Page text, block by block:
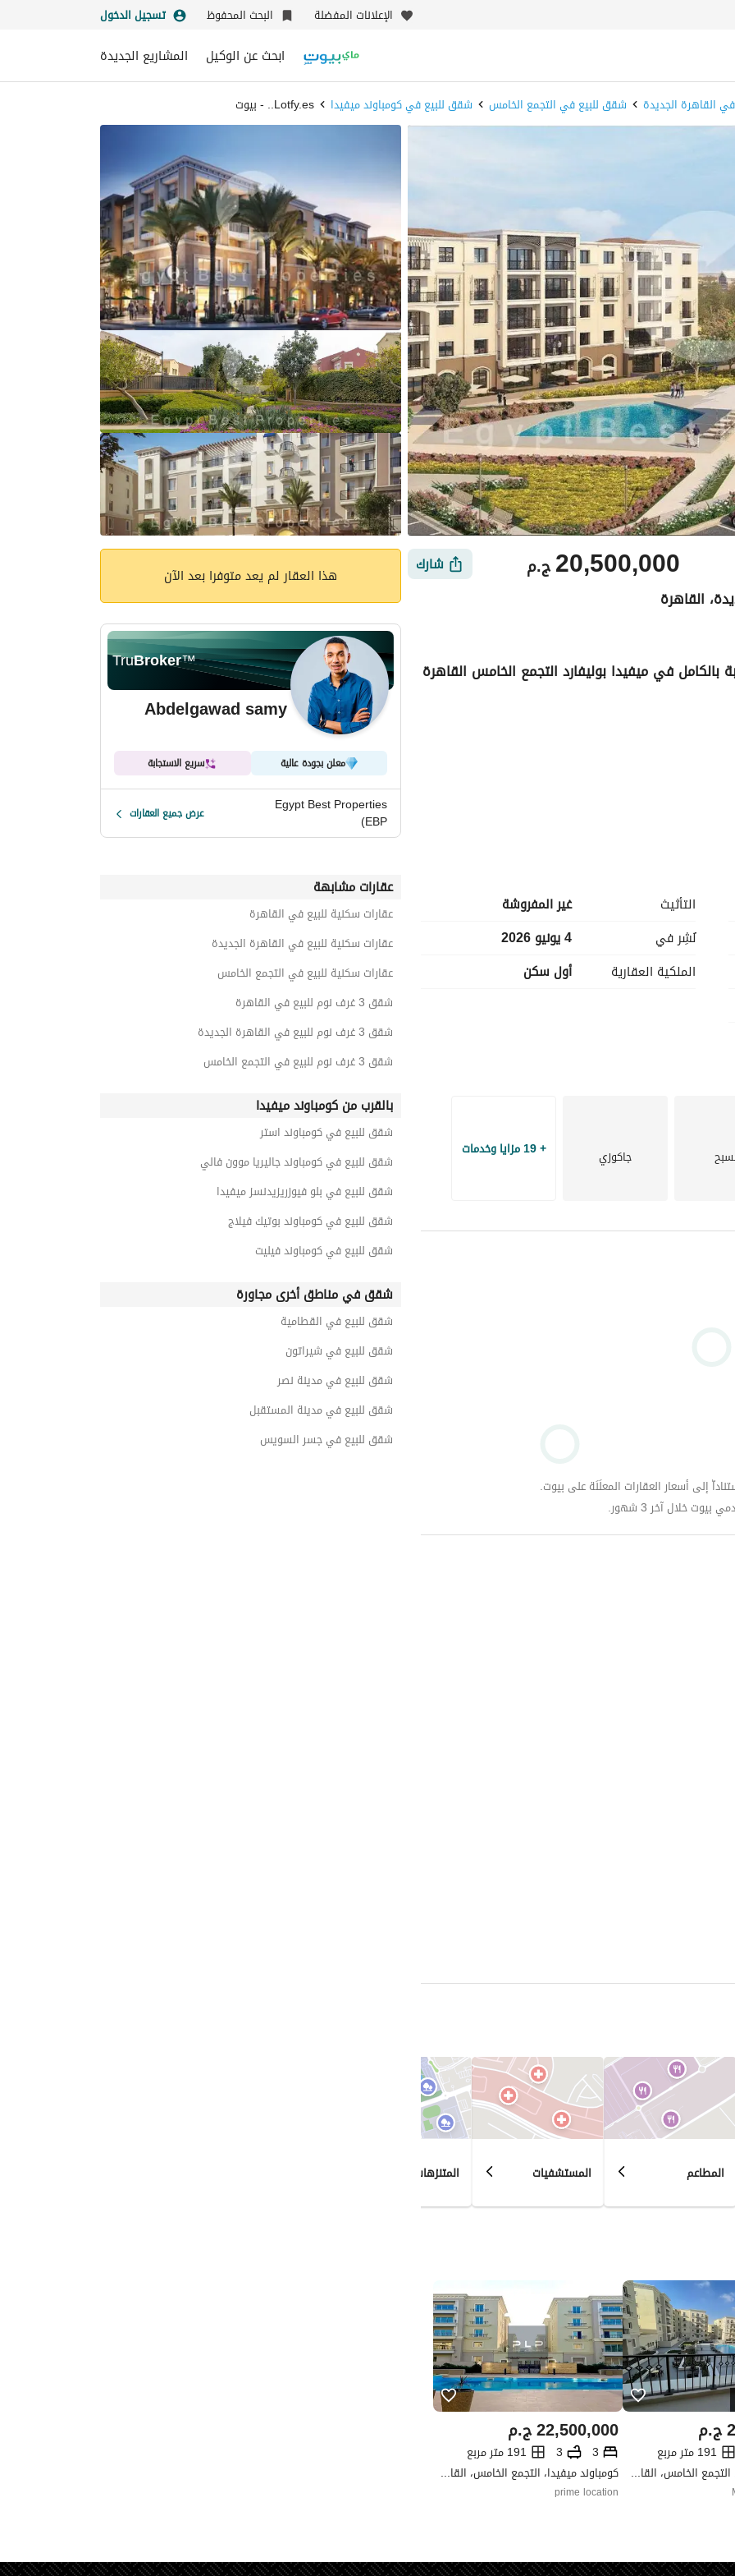
الإعلانات المفضلة البحث المحفوظ تسجيل الدخول
ابحث عن الوكيل المشاريع الجديدة
القاهرة الجديدة شقق للبيع في التجمع الخامس شقق للبيع في كومباوند ميفيدا Lotfy.es.. - بيوت
ج.م20,500,000 شارك
القاهرة
الموقع والأماكن القريبة
شقة فاخرة 3 غرف متشطبة بالكامل في ميفيدا بوليفارد التجمع الخامس القاهرة
معنا.
، بعيدا عن الزحام والصخب.
التأثيث
غير المفروشة
نُشِر في
4 يونيو 2026
الملكية العقارية
أول سكن
جاكوزي + 19 مزايا وخدمات
إلى أسعار العقارات المعلَنَة على بيوت.
خلال آخر 3 شهور.
المطاعم المستشفيات المتنزهات
ج.م
191 متر مربع
كومباوند ميفيدا، التجمع الخامس، القاهرة الجديدة، القاهرة
ج.م22,500,000
3
3
191 متر مربع
كومباوند ميفيدا، التجمع الخامس، القاهرة الجديدة، القاهرة
prime location
هذا العقار لم يعد متوفرا بعد الآن
TruBroker™
Abdelgawad samy
معلن بجودة عالية سريع الاستجابة
Egypt Best Properties
(EBP عرض جميع العقارات
عقارات مشابهة
عقارات سكنية للبيع في القاهرة
عقارات سكنية للبيع في القاهرة الجديدة
عقارات سكنية للبيع في التجمع الخامس
شقق 3 غرف نوم للبيع في القاهرة
شقق 3 غرف نوم للبيع في القاهرة الجديدة
شقق 3 غرف نوم للبيع في التجمع الخامس
بالقرب من كومباوند ميفيدا
شقق للبيع في كومباوند استر
شقق للبيع في كومباوند جاليريا موون فالي
شقق للبيع في بلو فيوزريزيدنسز ميفيدا
شقق للبيع في كومباوند بوتيك فيلاج
شقق للبيع في كومباوند فيليت
شقق في مناطق أخرى مجاورة
شقق للبيع في القطامية
شقق للبيع في شيراتون
شقق للبيع في مدينة نصر
شقق للبيع في مدينة المستقبل
شقق للبيع في جسر السويس